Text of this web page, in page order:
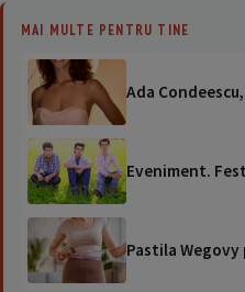
MAI MULTE PENTRU TINE
Ada
Eveniment.
Pastila